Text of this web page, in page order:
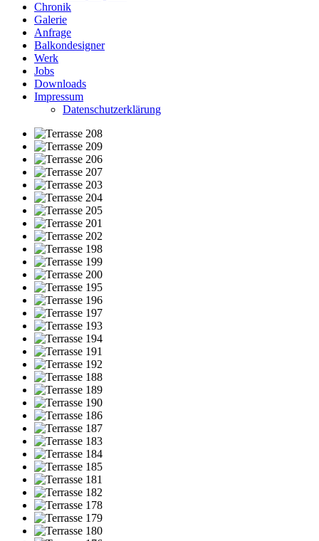
Chronik
Galerie
Anfrage
Balkondesigner
Werk
Jobs
Downloads
Impressum
Datenschutzerklärung